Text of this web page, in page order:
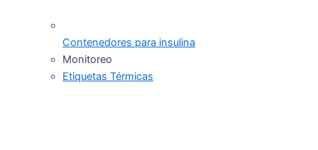
Contenedores para insulina
Monitoreo
Etiquetas Térmicas